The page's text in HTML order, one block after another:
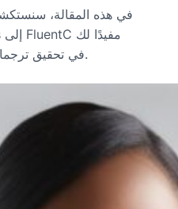
في هذه المقالة،
في تحقيق ترجمات أسرع وموقع ويب أكثر استجابة.